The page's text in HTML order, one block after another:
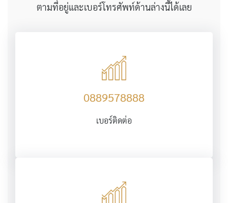
ตามที่อยู่และเบอร์โทรศัพท์ด้านล่างนี้ได้เลย
0889578888
เบอร์ติดต่อ